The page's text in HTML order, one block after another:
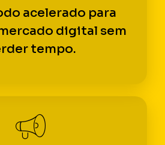
acelerado para
digital sem
tempo.